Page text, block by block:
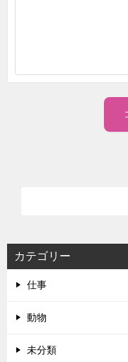
カテゴリー
仕事
動物
未分類